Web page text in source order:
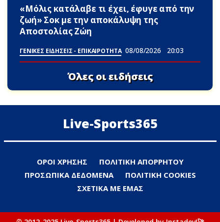
«Μόλις κατάλαβε τι έχει, έφυγε από την
ζωή» Σoκ με την αποκάλυψη της
Αποστολίας Ζώη
ΓΕΝΙΚΕΣ ΕΙΔΗΣΕΙΣ - ΕΠΙΚΑΙΡΟΤΗΤΑ 08/08/2026 20:03
Όλες οι ειδήσεις
Live-Sports365
ΟΡΟΙ ΧΡΗΣΗΣ
ΠΟΛΙΤΙΚΗ ΑΠΟΡΡΗΤΟΥ
ΠΡΟΣΩΠΙΚΑ ΔΕΔΟΜΕΝΑ
ΠΟΛΙΤΙΚΗ COOKIES
ΣΧΕΤΙΚΑ ΜΕ ΕΜΑΣ